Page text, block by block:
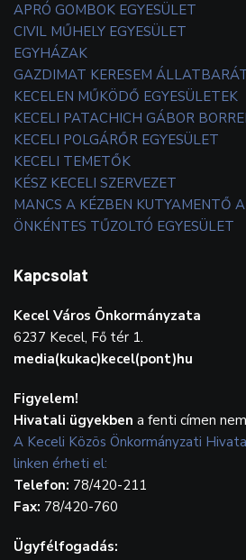
APRÓ GOMBOK EGYESÜLET
CIVIL MŰHELY EGYESÜLET
EGYHÁZAK
GAZDIMAT KERESEM
KECELEN MŰKÖDŐ EGYESÜLETEK
KECELI PATACHICH GÁBOR
KECELI POLGÁRŐR EGYESÜLET
KECELI TEMETŐK
KÉSZ KECELI SZERVEZET
MANCS A KÉZBEN KUTYAMENTŐ
ÖNKÉNTES TŰZOLTÓ EGYESÜLET
Kapcsolat
Kecel Város Önkormányzata
6237 Kecel, Fő tér 1.
media(kukac)kecel(pont)hu
Figyelem!
Hivatali ügyekben a fenti címen
A Keceli Közös Önkormányzati
linken érheti el:
Telefon: 78/420-211
Fax: 78/420-760
Ügyfélfogadás: